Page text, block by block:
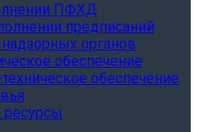
ПФХД
предписаний
органов
обеспечение
обеспечение